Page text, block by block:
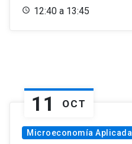
12:40 a 13:45
11 OCT
Microeconomía Aplicada